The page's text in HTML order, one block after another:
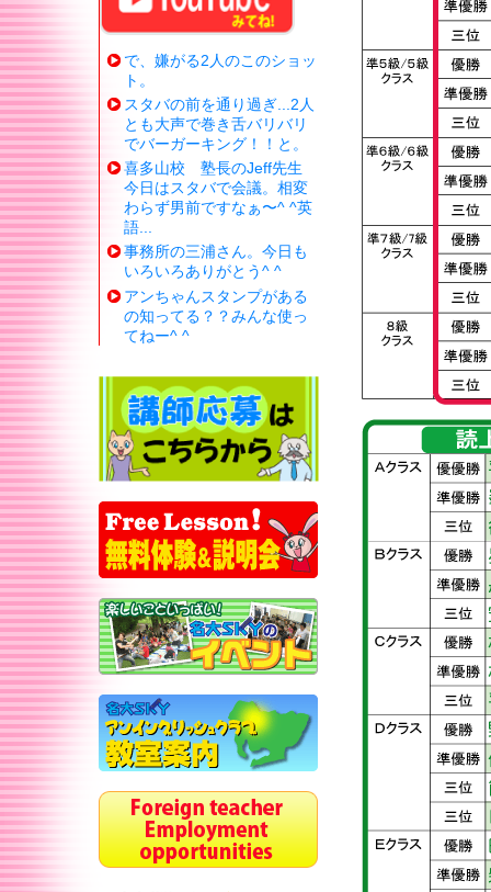
で、嫌がる2人のこのショッ
ト。
スタバの前を通り過ぎ...2人
とも大声で巻き舌バリバリ
でバーガーキング！！と。
喜多山校 塾長のJeff先生
今日はスタバで会議。相変
わらず男前ですなぁ〜^ ^英
語...
事務所の三浦さん。今日も
いろいろありがとう^ ^
アンちゃんスタンプがある
の知ってる？？みんな使っ
てねー^ ^